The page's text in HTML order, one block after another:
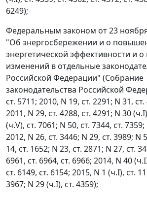
6249);
Федеральным законом от 23
"Об энергосбережении и о
энергетической эффективности и о
изменений в отдельные
Российской Федерации" (Собрание
законодательства Российской
ст. 5711; 2010, N 19, ст. 2291; N 31,
2011, N 29, ст. 4288, ст. 4291; N 30
(ч.V), ст. 7061; N 50, ст. 7344, ст.
2012, N 26, ст. 3446; N 29, ст. 3989; N
14, ст. 1652; N 23, ст. 2871; N 27, ст.
6961, ст. 6964, ст. 6966; 2014, N 40
ст. 6149, ст. 6154; 2015, N 1 (ч.I), ст.
3967; N 29 (ч.I), ст. 4359);